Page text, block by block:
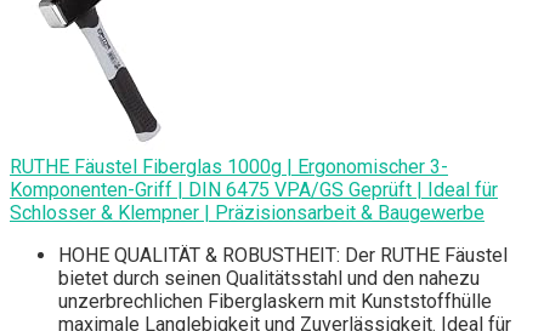
RUTHE Fäustel Fiberglas 1000g | Ergonomischer 3-
Komponenten-Griff | DIN 6475 VPA/GS Geprüft | Ideal für
Schlosser & Klempner | Präzisionsarbeit & Baugewerbe
HOHE QUALITÄT & ROBUSTHEIT: Der RUTHE Fäustel
bietet durch seinen Qualitätsstahl und den nahezu
unzerbrechlichen Fiberglaskern mit Kunststoffhülle
maximale Langlebigkeit und Zuverlässigkeit. Ideal für